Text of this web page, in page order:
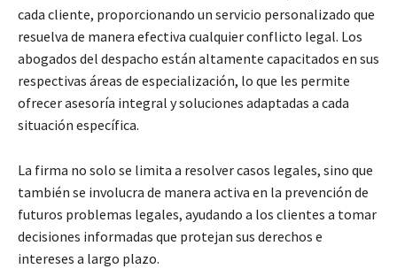
cada cliente, proporcionando un servicio personalizado que
resuelva de manera efectiva cualquier conflicto legal. Los
abogados del despacho están altamente capacitados en sus
respectivas áreas de especialización, lo que les permite
ofrecer asesoría integral y soluciones adaptadas a cada
situación específica.
La firma no solo se limita a resolver casos legales, sino que
también se involucra de manera activa en la prevención de
futuros problemas legales, ayudando a los clientes a tomar
decisiones informadas que protejan sus derechos e
intereses a largo plazo.